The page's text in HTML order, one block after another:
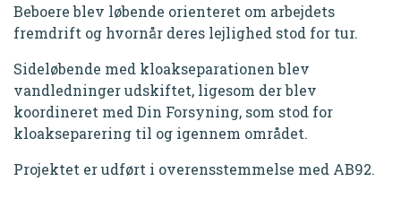
Beboere blev løbende orienteret om arbejdets
fremdrift og hvornår deres lejlighed stod for tur.
Sideløbende med kloakseparationen blev
vandledninger udskiftet, ligesom der blev
koordineret med Din Forsyning, som stod for
kloakseparering til og igennem området.
Projektet er udført i overensstemmelse med AB92.